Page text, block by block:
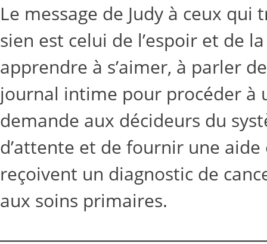
Le message de Judy à ceux
sien est celui de l’espoir et de
apprendre à s’aimer, à parler
journal intime pour procéder à
demande aux décideurs du
d’attente et de fournir une
reçoivent un diagnostic de
aux soins primaires.